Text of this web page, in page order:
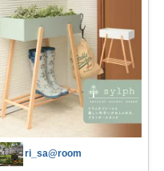
ri_sa@room